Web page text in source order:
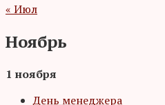
« Июл
Ноябрь
1 ноября
День менеджера